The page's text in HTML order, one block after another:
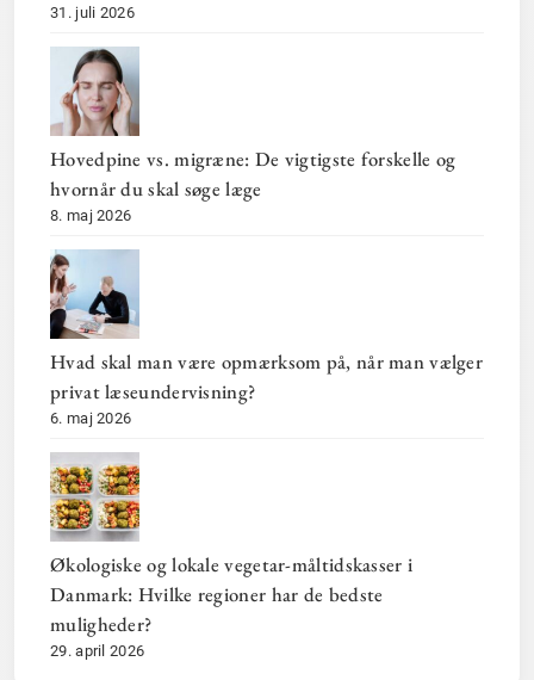
31. juli 2026
Hovedpine vs. migræne: De vigtigste forskelle og
hvornår du skal søge læge
8. maj 2026
Hvad skal man være opmærksom på, når man vælger
privat læseundervisning?
6. maj 2026
Økologiske og lokale vegetar-måltidskasser i
Danmark: Hvilke regioner har de bedste
muligheder?
29. april 2026